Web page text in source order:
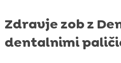
Zdravje zob z
dentalnimi